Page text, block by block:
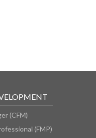
(CFM)
(FMP)